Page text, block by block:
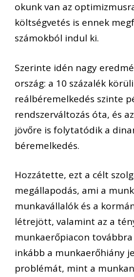
okunk van az
költségvetés is ennek
számokból indul ki.
Szerinte idén nagy
ország: a 10 százalék körüli
reálbéremelkedés szinte
rendszerváltozás óta, és
jövőre is folytatódik a
béremelkedés.
Hozzátette, ezt a célt
megállapodás, ami a
munkavállalók és a
létrejött, valamint az a
munkaerőpiacon továbbra
inkább a munkaerőhiány
problémát, mint a